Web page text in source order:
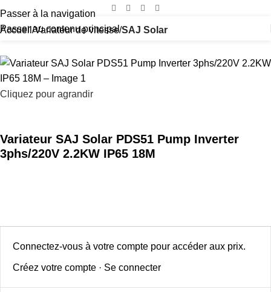
Passer à la navigation
Passer au contenu principal
Accueil Variateur de vitesse SAJ Solar
Cliquez pour agrandir
Variateur SAJ Solar PDS51 Pump Inverter
3phs/220V 2.2KW IP65 18M
Connectez-vous à votre compte pour accéder aux prix.
Créez votre compte · Se connecter